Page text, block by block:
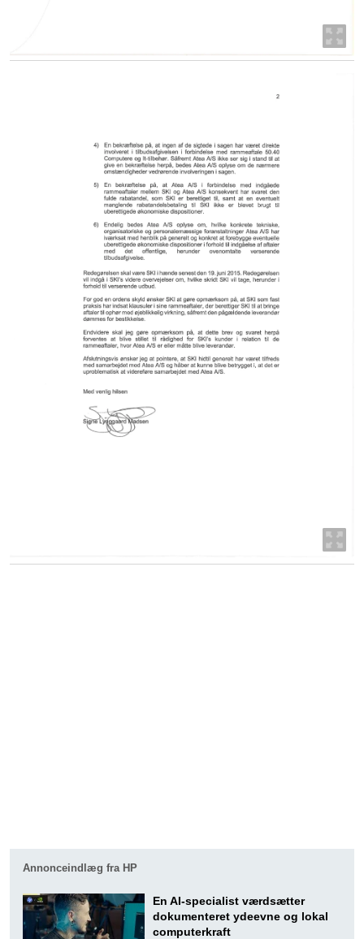
Annonceindlæg fra HP
En AI-specialist værdsætter
dokumenteret ydeevne og lokal
computerkraft